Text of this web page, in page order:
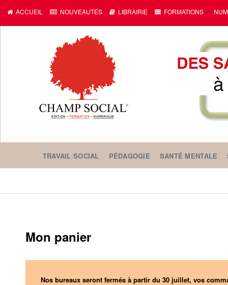
ACCUEIL NOUVEAUTÉS LIBRAIRIE FORMATIONS
TRAVAIL SOCIAL PÉDAGOGIE SANTÉ MENTALE
Mon panier
Nos bureaux seront fermés à partir du 30 juillet, vos